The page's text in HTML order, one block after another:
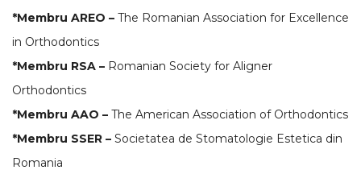
*Membru AREO – The Romanian Association for Excellence
in Orthodontics
*Membru RSA – Romanian Society for Aligner
Orthodontics
*Membru AAO – The American Association of Orthodontics
*Membru SSER – Societatea de Stomatologie Estetica din
Romania